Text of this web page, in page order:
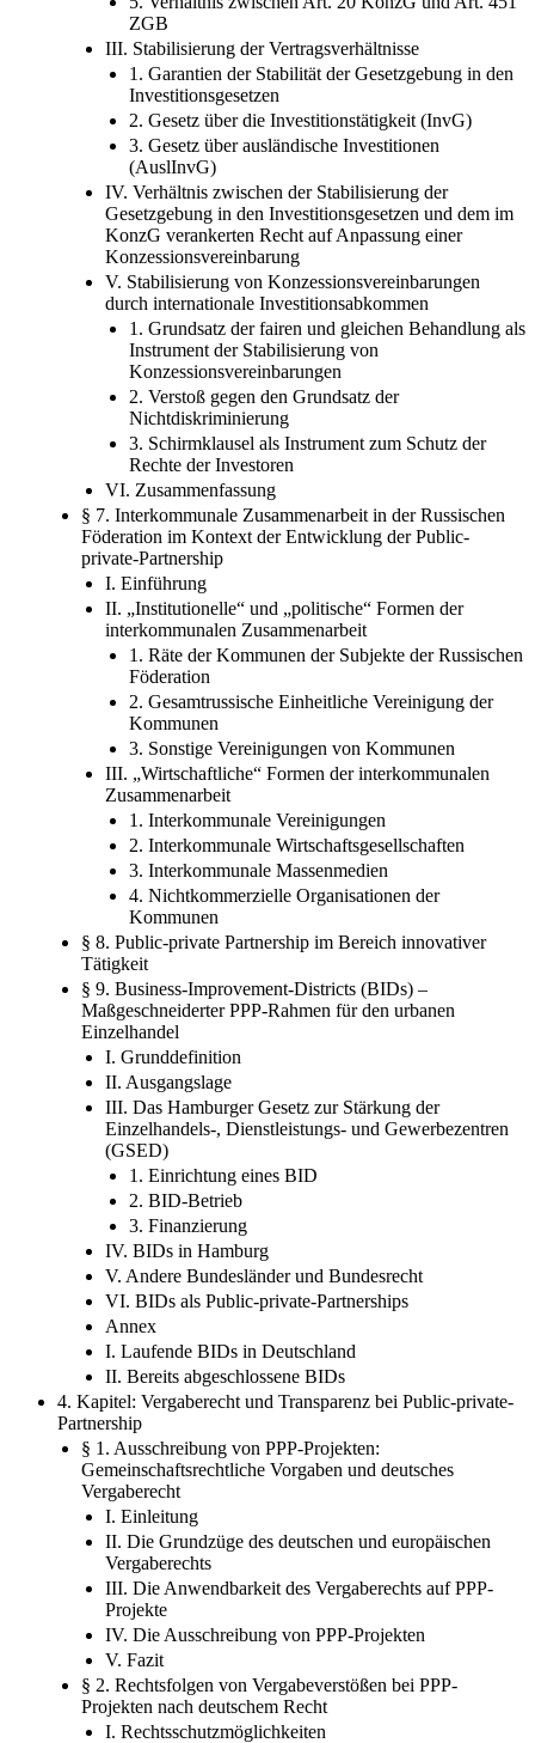
ZGB
III. Stabilisierung der Vertragsverhältnisse
1. Garantien der Stabilität der Gesetzgebung in den
Investitionsgesetzen
2. Gesetz über die Investitionstätigkeit (InvG)
3. Gesetz über ausländische Investitionen
(AuslInvG)
IV. Verhältnis zwischen der Stabilisierung der
Gesetzgebung in den Investitionsgesetzen und dem im
KonzG verankerten Recht auf Anpassung einer
Konzessionsvereinbarung
V. Stabilisierung von Konzessionsvereinbarungen
durch internationale Investitionsabkommen
1. Grundsatz der fairen und gleichen Behandlung als
Instrument der Stabilisierung von
Konzessionsvereinbarungen
2. Verstoß gegen den Grundsatz der
Nichtdiskriminierung
3. Schirmklausel als Instrument zum Schutz der
Rechte der Investoren
VI. Zusammenfassung
§ 7. Interkommunale Zusammenarbeit in der Russischen
Föderation im Kontext der Entwicklung der Public-
private-Partnership
I. Einführung
II. „Institutionelle“ und „politische“ Formen der
interkommunalen Zusammenarbeit
1. Räte der Kommunen der Subjekte der Russischen
Föderation
2. Gesamtrussische Einheitliche Vereinigung der
Kommunen
3. Sonstige Vereinigungen von Kommunen
III. „Wirtschaftliche“ Formen der interkommunalen
Zusammenarbeit
1. Interkommunale Vereinigungen
2. Interkommunale Wirtschaftsgesellschaften
3. Interkommunale Massenmedien
4. Nichtkommerzielle Organisationen der
Kommunen
§ 8. Public-private Partnership im Bereich innovativer
Tätigkeit
§ 9. Business-Improvement-Districts (BIDs) –
Maßgeschneiderter PPP-Rahmen für den urbanen
Einzelhandel
I. Grunddefinition
II. Ausgangslage
III. Das Hamburger Gesetz zur Stärkung der
Einzelhandels-, Dienstleistungs- und Gewerbezentren
(GSED)
1. Einrichtung eines BID
2. BID-Betrieb
3. Finanzierung
IV. BIDs in Hamburg
V. Andere Bundesländer und Bundesrecht
VI. BIDs als Public-private-Partnerships
Annex
I. Laufende BIDs in Deutschland
II. Bereits abgeschlossene BIDs
4. Kapitel: Vergaberecht und Transparenz bei Public-private-
Partnership
§ 1. Ausschreibung von PPP-Projekten:
Gemeinschaftsrechtliche Vorgaben und deutsches
Vergaberecht
I. Einleitung
II. Die Grundzüge des deutschen und europäischen
Vergaberechts
III. Die Anwendbarkeit des Vergaberechts auf PPP-
Projekte
IV. Die Ausschreibung von PPP-Projekten
V. Fazit
§ 2. Rechtsfolgen von Vergabeverstößen bei PPP-
Projekten nach deutschem Recht
I. Rechtsschutzmöglichkeiten